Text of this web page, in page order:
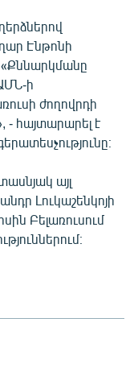
Էնթոնի
«Քննարկմանը
ի
ժողովրդի
- հայտարարել է
այլ
Լուկաշենկոյի
Բելառուսում